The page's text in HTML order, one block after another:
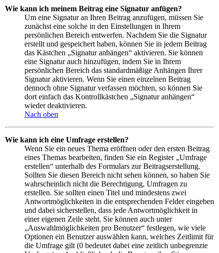
Wie kann ich meinem Beitrag eine Signatur anfügen?
Um eine Signatur an Ihren Beitrag anzufügen, müssen Sie
zunächst eine solche in den Einstellungen in Ihrem
persönlichen Bereich entwerfen. Nachdem Sie die Signatur
erstellt und gespeichert haben, können Sie in jedem Beitrag
das Kästchen „Signatur anhängen“ aktivieren. Sie können
eine Signatur auch hinzufügen, indem Sie in Ihrem
persönlichen Bereich das standardmäßige Anhängen Ihrer
Signatur aktivieren. Wenn Sie einen einzelnen Beitrag
dennoch ohne Signatur verfassen möchten, so können Sie
dort einfach das Kontrollkästchen „Signatur anhängen“
wieder deaktivieren.
Nach oben
Wie kann ich eine Umfrage erstellen?
Wenn Sie ein neues Thema eröffnen oder den ersten Beitrag
eines Themas bearbeiten, finden Sie ein Register „Umfrage
erstellen“ unterhalb des Formulars zur Beitragserstellung.
Sollten Sie diesen Bereich nicht sehen können, so haben Sie
wahrscheinlich nicht die Berechtigung, Umfragen zu
erstellen. Sie sollten einen Titel und mindestens zwei
Antwortmöglichkeiten in die entsprechenden Felder eingeben
und dabei sicherstellen, dass jede Antwortmöglichkeit in
einer eigenen Zeile steht. Sie können auch unter
„Auswahlmöglichkeiten pro Benutzer“ festlegen, wie viele
Optionen ein Benutzer auswählen kann, welches Zeitlimit für
die Umfrage gilt (0 bedeutet dabei eine zeitlich unbegrenzte